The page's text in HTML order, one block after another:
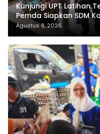
Kunjungi UPT Latihan
Pemda Siapkan SDM
Agustus 8, 2026